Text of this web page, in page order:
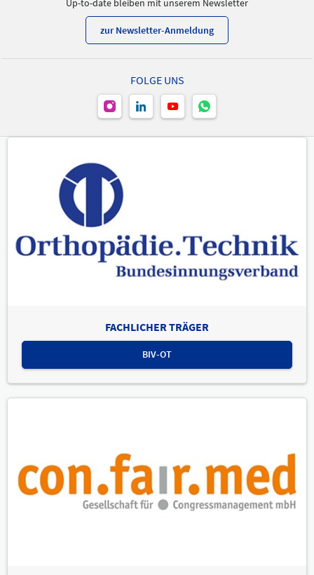
Up-to-date bleiben mit unserem Newsletter
zur Newsletter-Anmeldung
FOLGE UNS
FACHLICHER TRÄGER
BIV-OT